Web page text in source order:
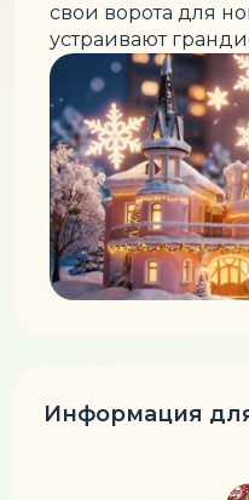
свои ворота для
устраивают
Информация